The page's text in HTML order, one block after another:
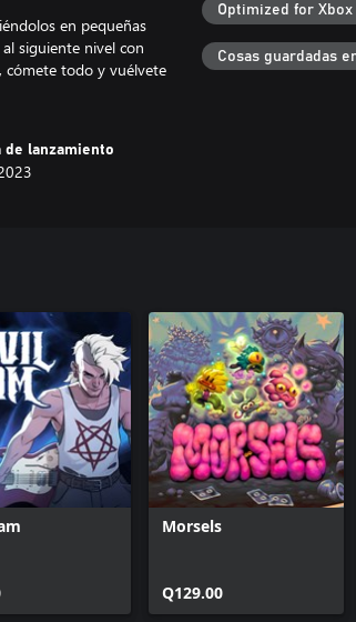
en pequeñas
siguiente nivel con
cómete todo y vuélvete
de lanzamiento
Optimized for Xbox
Cosas guardadas
Morsels
Q129.00